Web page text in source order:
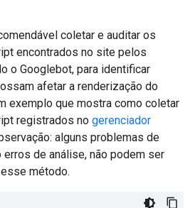
coletar e auditar os
encontrados no site pelos
o Googlebot, para identificar
afetar a renderização do
exemplo que mostra como coletar
registrados no gerenciador
alguns problemas de
erros de análise, não podem ser
método.